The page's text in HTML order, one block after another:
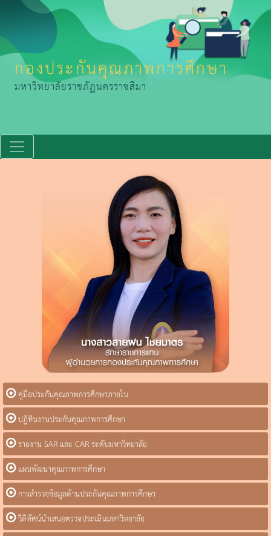
กองประกันคุณภาพการศึกษา
มหาวิทยาลัยราชภัฏนครราชสีมา
คู่มือประกันคุณภาพการศึกษาภายใน
ปฏิทินงานประกันคุณภาพการศึกษา
รายงาน SAR และ CAR ระดับมหาวิทยาลัย
แผนพัฒนาคุณภาพการศึกษา
การสำรวจข้อมูลด้านประกันคุณภาพการศึกษา
วีดิทัศน์นำเสนอตรวจประเมินมหาวิทยาลัย